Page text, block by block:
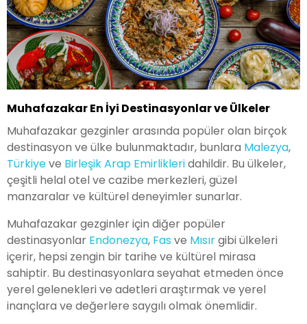
Muhafazakar En İyi Destinasyonlar ve Ülkeler
Muhafazakar gezginler arasında popüler olan birçok
destinasyon ve ülke bulunmaktadır, bunlara Malezya,
Türkiyeve Birleşik Arap Emirlikleridahildir. Bu ülkeler,
çeşitli helal otel ve cazibe merkezleri, güzel
manzaralar ve kültürel deneyimler sunarlar.
Muhafazakar gezginler için diğer popüler
destinasyonlar Endonezya, Fas ve Mısırgibi ülkeleri
içerir, hepsi zengin bir tarihe ve kültürel mirasa
sahiptir. Bu destinasyonlara seyahat etmeden önce
yerel gelenekleri ve adetleri araştırmak ve yerel
inançlara ve değerlere saygılı olmak önemlidir.